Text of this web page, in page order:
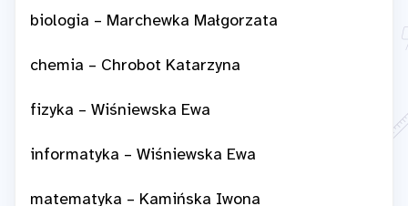
biologia – Marchewka Małgorzata
chemia – Chrobot Katarzyna
fizyka – Wiśniewska Ewa
informatyka – Wiśniewska Ewa
matematyka – Kamińska Iwona